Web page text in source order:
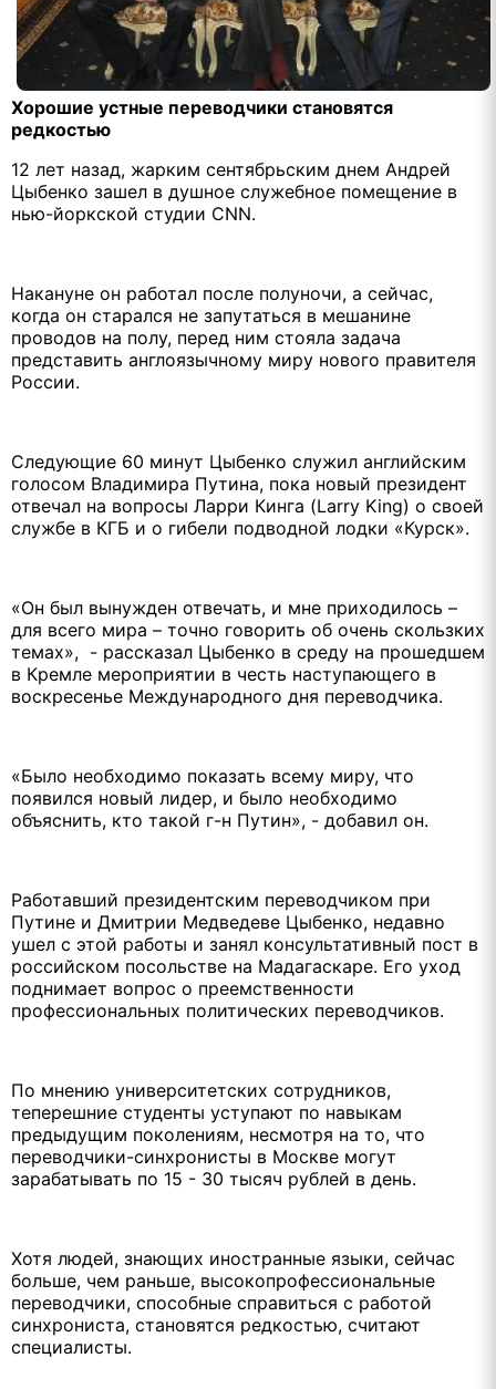
Хорошие устные переводчики становятся
редкостью
12 лет назад, жарким сентябрьским днем Андрей
Цыбенко зашел в душное служебное помещение в
нью-йоркской студии CNN.
Накануне он работал после полуночи, а сейчас,
когда он старался не запутаться в мешанине
проводов на полу, перед ним стояла задача
представить англоязычному миру нового правителя
России.
Следующие 60 минут Цыбенко служил английским
голосом Владимира Путина, пока новый президент
отвечал на вопросы Ларри Кинга (Larry King) о своей
службе в КГБ и о гибели подводной лодки «Курск».
«Он был вынужден отвечать, и мне приходилось –
для всего мира – точно говорить об очень скользких
темах», - рассказал Цыбенко в среду на прошедшем
в Кремле мероприятии в честь наступающего в
воскресенье Международного дня переводчика.
«Было необходимо показать всему миру, что
появился новый лидер, и было необходимо
объяснить, кто такой г-н Путин», - добавил он.
Работавший президентским переводчиком при
Путине и Дмитрии Медведеве Цыбенко, недавно
ушел с этой работы и занял консультативный пост в
российском посольстве на Мадагаскаре. Его уход
поднимает вопрос о преемственности
профессиональных политических переводчиков.
По мнению университетских сотрудников,
теперешние студенты уступают по навыкам
предыдущим поколениям, несмотря на то, что
переводчики-синхронисты в Москве могут
зарабатывать по 15 - 30 тысяч рублей в день.
Хотя людей, знающих иностранные языки, сейчас
больше, чем раньше, высокопрофессиональные
переводчики, способные справиться с работой
синхрониста, становятся редкостью, считают
специалисты.